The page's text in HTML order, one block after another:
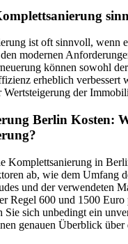
ist oft sinnvoll, wenn
modernen
können sowohl
erheblich verbessert
Wertsteigerung der
Berlin Kosten:
Komplettsanierung in
ab, wie dem Umfang
und der verwendeten
Regel 600 und 1500 Euro
sich unbedingt ein
genauen Überblick über